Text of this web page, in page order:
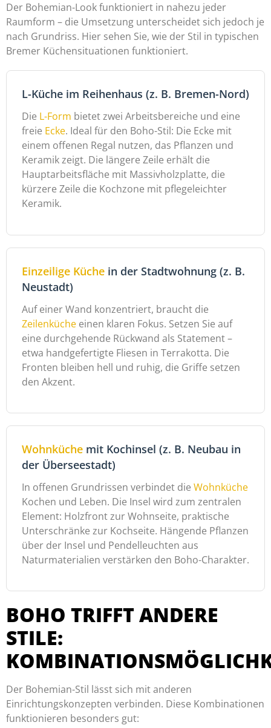
Der Bohemian-Look funktioniert in nahezu jeder
Raumform – die Umsetzung unterscheidet sich jedoch je
nach Grundriss. Hier sehen Sie, wie der Stil in typischen
Bremer Küchensituationen funktioniert.
L-Küche im Reihenhaus (z. B. Bremen-Nord)
Die L-Form bietet zwei Arbeitsbereiche und eine
freie Ecke. Ideal für den Boho-Stil: Die Ecke mit
einem offenen Regal nutzen, das Pflanzen und
Keramik zeigt. Die längere Zeile erhält die
Hauptarbeitsfläche mit Massivholzplatte, die
kürzere Zeile die Kochzone mit pflegeleichter
Keramik.
Einzeilige Küche in der Stadtwohnung (z. B.
Neustadt)
Auf einer Wand konzentriert, braucht die
Zeilenküche einen klaren Fokus. Setzen Sie auf
eine durchgehende Rückwand als Statement –
etwa handgefertigte Fliesen in Terrakotta. Die
Fronten bleiben hell und ruhig, die Griffe setzen
den Akzent.
Wohnküche mit Kochinsel (z. B. Neubau in
der Überseestadt)
In offenen Grundrissen verbindet die Wohnküche
Kochen und Leben. Die Insel wird zum zentralen
Element: Holzfront zur Wohnseite, praktische
Unterschränke zur Kochseite. Hängende Pflanzen
über der Insel und Pendelleuchten aus
Naturmaterialien verstärken den Boho-Charakter.
BOHO TRIFFT ANDERE
STILE:
Der Bohemian-Stil lässt sich mit anderen
Einrichtungskonzepten verbinden. Diese Kombinationen
funktionieren besonders gut: